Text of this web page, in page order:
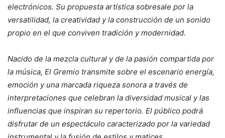
electrónicos. Su propuesta artística sobresale por la
versatilidad, la creatividad y la construcción de un sonido
propio en el que conviven tradición y modernidad.
Nacido de la mezcla cultural y de la pasión compartida por
la música, El Gremio transmite sobre el escenario energía,
emoción y una marcada riqueza sonora a través de
interpretaciones que celebran la diversidad musical y las
influencias que inspiran su repertorio. El público podrá
disfrutar de un espectáculo caracterizado por la variedad